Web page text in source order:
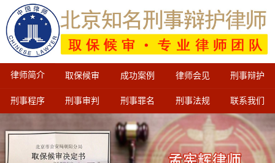
律师简介 取保候审 成功案例 律师会见 刑事辩护
刑事程序 刑事审判 刑事罪名 刑事法规 联系我们